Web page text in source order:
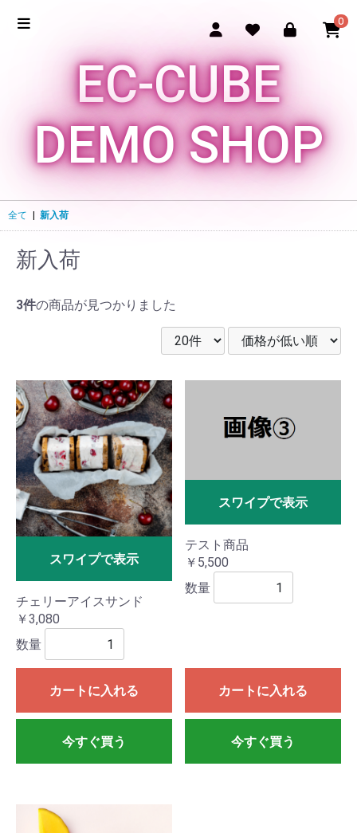
0
EC-CUBE
DEMO SHOP
全て 新入荷
新入荷
3件の商品が見つかりました
スワイプで表示
チェリーアイスサンド
￥3,080
数量
カートに入れる
今すぐ買う
スワイプで表示
テスト商品
￥5,500
数量
カートに入れる
今すぐ買う